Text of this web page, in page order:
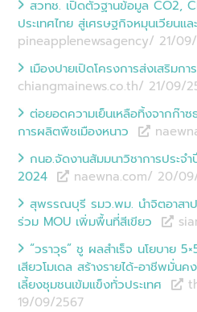
สวทช. เปิดตัวฐานข้อมูล CO2,
ประเทศไทย สู่เศรษฐกิจหมุนเวียนแ
pineapplenewsagency/ 21/09/
เมืองปายเปิดโครงการส่งเสริมก
chiangmainews.co.th/ 21/09/
ต่อยอดความเย็นเหลือทิ้งจากก๊า
การผลิตพืชเมืองหนาว
กนอ.จัดงานสัมมนาวิชาการประ
2024
naewna.com/ 20/09
สุพรรณบุรี รมว.พม. นำจิตอาสาป
ร่วม MOU เพิ่มพื้นที่สีเขียว
“วราวุธ” ชู ผลสำเร็จ นโยบาย
เสียวโมเดล สร้างรายได้-อาชีพมั่น
เลี้ยงชุมชนเข้มแข็งทั่วประเทศ
19/09/2567